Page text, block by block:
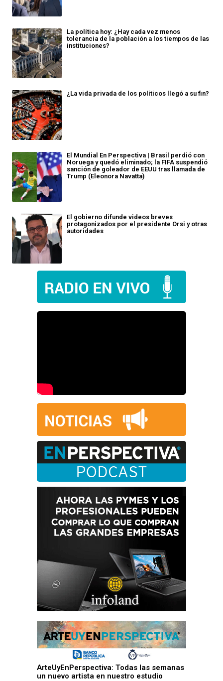
La política hoy: ¿Hay cada vez menos
tolerancia de la población a los tiempos de las
instituciones?
¿La vida privada de los políticos llegó a su fin?
El Mundial En Perspectiva | Brasil perdió con
Noruega y quedó eliminado; la FIFA suspendió
sanción de goleador de EEUU tras llamada de
Trump (Eleonora Navatta)
El gobierno difunde videos breves
protagonizados por el presidente Orsi y otras
autoridades
ArteUyEnPerspectiva: Todas las semanas
un nuevo artista en nuestro estudio